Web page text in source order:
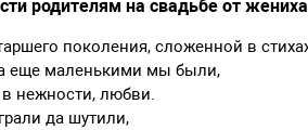
родителям на свадьбе от
поколения, сложенной в
еще маленькими мы были,
в нежности, любви.
да шутили,